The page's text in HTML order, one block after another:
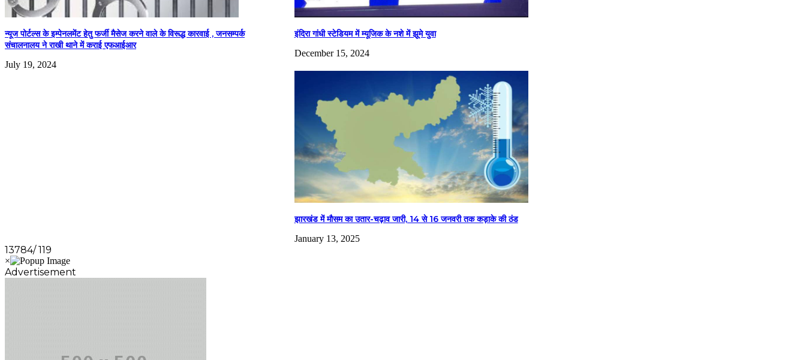
न्यूज पोर्टल्स के इम्पेनलमेंट हेतु फर्जी मैसेज करने वाले के विरूद्ध कारवाई , जनसम्पर्क
संचालनालय ने राखी थाने में कराई एफआईआर
July 19, 2024
इंदिरा गांधी स्टेडियम में म्यूजिक के नशे में झूमे युवा
December 15, 2024
झारखंड में मौसम का उतार-चढ़ाव जारी, 14 से 16 जनवरी तक कड़ाके की ठंड
January 13, 2025
13784/ 119
Advertisement